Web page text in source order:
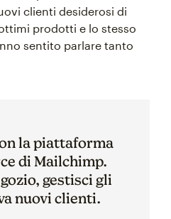
clienti desiderosi di
prodotti e lo stesso
sentito parlare tanto
la piattaforma
di Mailchimp.
gestisci gli
nuovi clienti.